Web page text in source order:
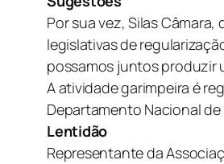
Por sua vez, Silas
legislativas de
possamos juntos produzir
A atividade garimpeira é
Departamento Nacional
Lentidão
Representante da